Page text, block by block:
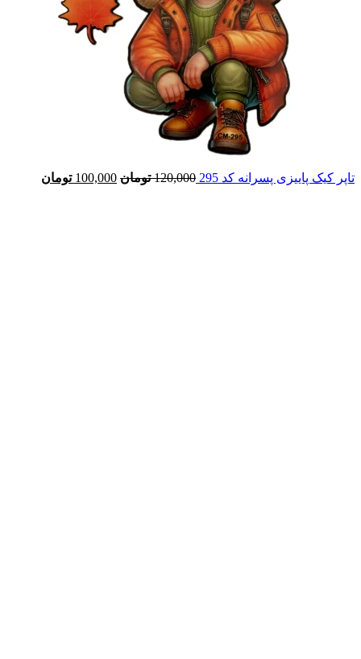
تاپر کیک پاییزی پسرانه کد 295 120,000 تومان 100,000 تومان